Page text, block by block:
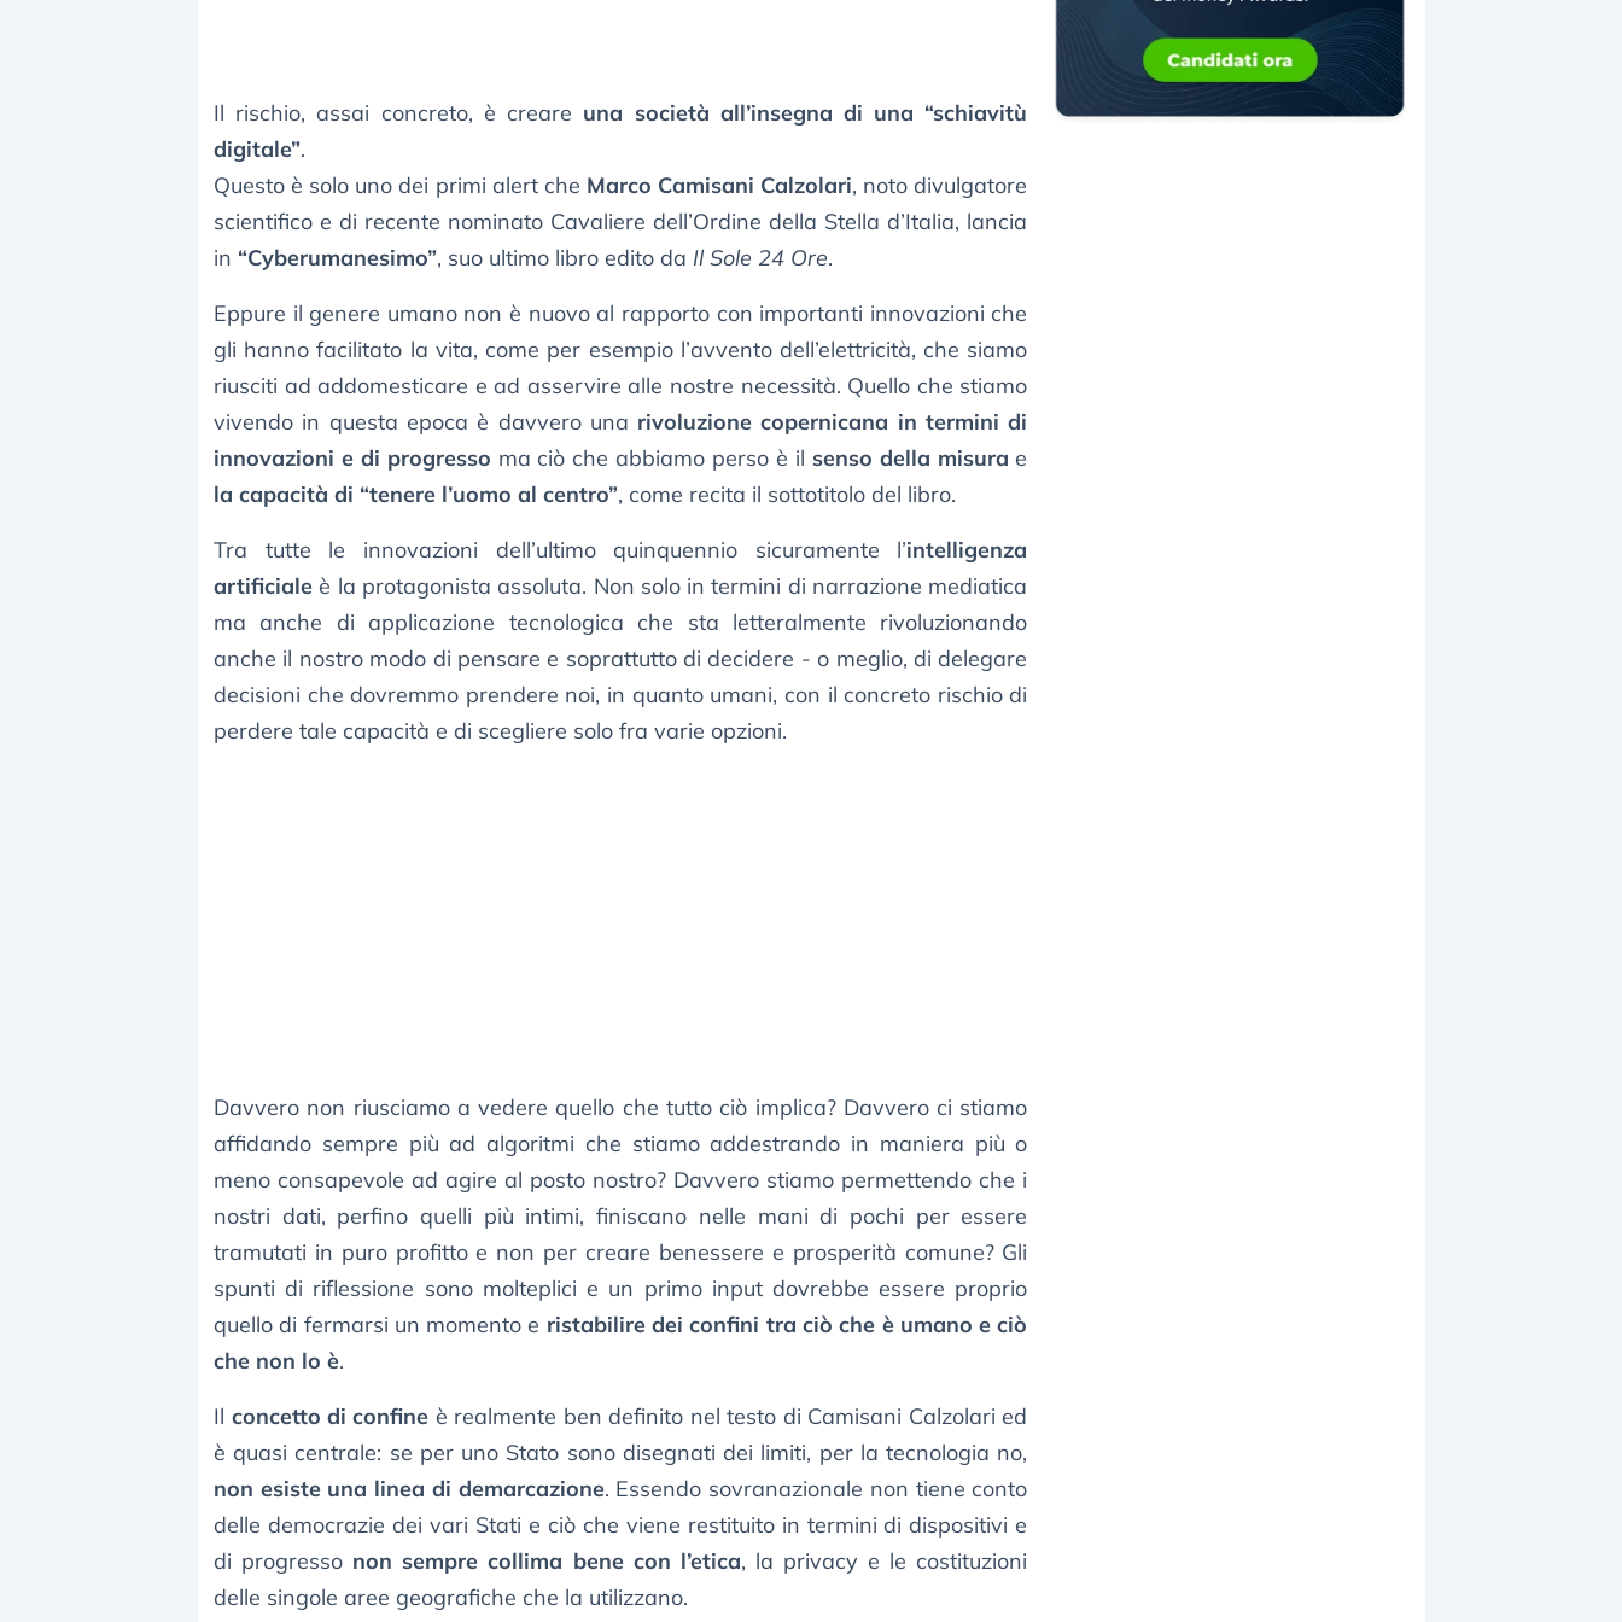
Il rischio, assai concreto, è creare una società all’insegna di una “schiavitù
digitale”.
Questo è solo uno dei primi alert che Marco Camisani Calzolari, noto divulgatore
scientifico e di recente nominato Cavaliere dell’Ordine della Stella d’Italia, lancia
in “Cyberumanesimo”, suo ultimo libro edito da Il Sole 24 Ore.
Eppure il genere umano non è nuovo al rapporto con importanti innovazioni che
gli hanno facilitato la vita, come per esempio l’avvento dell’elettricità, che siamo
riusciti ad addomesticare e ad asservire alle nostre necessità. Quello che stiamo
vivendo in questa epoca è davvero una rivoluzione copernicana in termini di
innovazioni e di progresso ma ciò che abbiamo perso è il senso della misura e
la capacità di “tenere l’uomo al centro”, come recita il sottotitolo del libro.
Tra tutte le innovazioni dell’ultimo quinquennio sicuramente l’intelligenza
artificiale è la protagonista assoluta. Non solo in termini di narrazione mediatica
ma anche di applicazione tecnologica che sta letteralmente rivoluzionando
anche il nostro modo di pensare e soprattutto di decidere - o meglio, di delegare
decisioni che dovremmo prendere noi, in quanto umani, con il concreto rischio di
perdere tale capacità e di scegliere solo fra varie opzioni.
Davvero non riusciamo a vedere quello che tutto ciò implica? Davvero ci stiamo
affidando sempre più ad algoritmi che stiamo addestrando in maniera più o
meno consapevole ad agire al posto nostro? Davvero stiamo permettendo che i
nostri dati, perfino quelli più intimi, finiscano nelle mani di pochi per essere
tramutati in puro profitto e non per creare benessere e prosperità comune? Gli
spunti di riflessione sono molteplici e un primo input dovrebbe essere proprio
quello di fermarsi un momento e ristabilire dei confini tra ciò che è umano e ciò
che non lo è.
Il concetto di confine è realmente ben definito nel testo di Camisani Calzolari ed
è quasi centrale: se per uno Stato sono disegnati dei limiti, per la tecnologia no,
non esiste una linea di demarcazione. Essendo sovranazionale non tiene conto
delle democrazie dei vari Stati e ciò che viene restituito in termini di dispositivi e
di progresso non sempre collima bene con l’etica, la privacy e le costituzioni
delle singole aree geografiche che la utilizzano.